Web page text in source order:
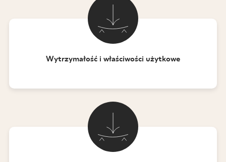
Wytrzymałość i właściwości użytkowe